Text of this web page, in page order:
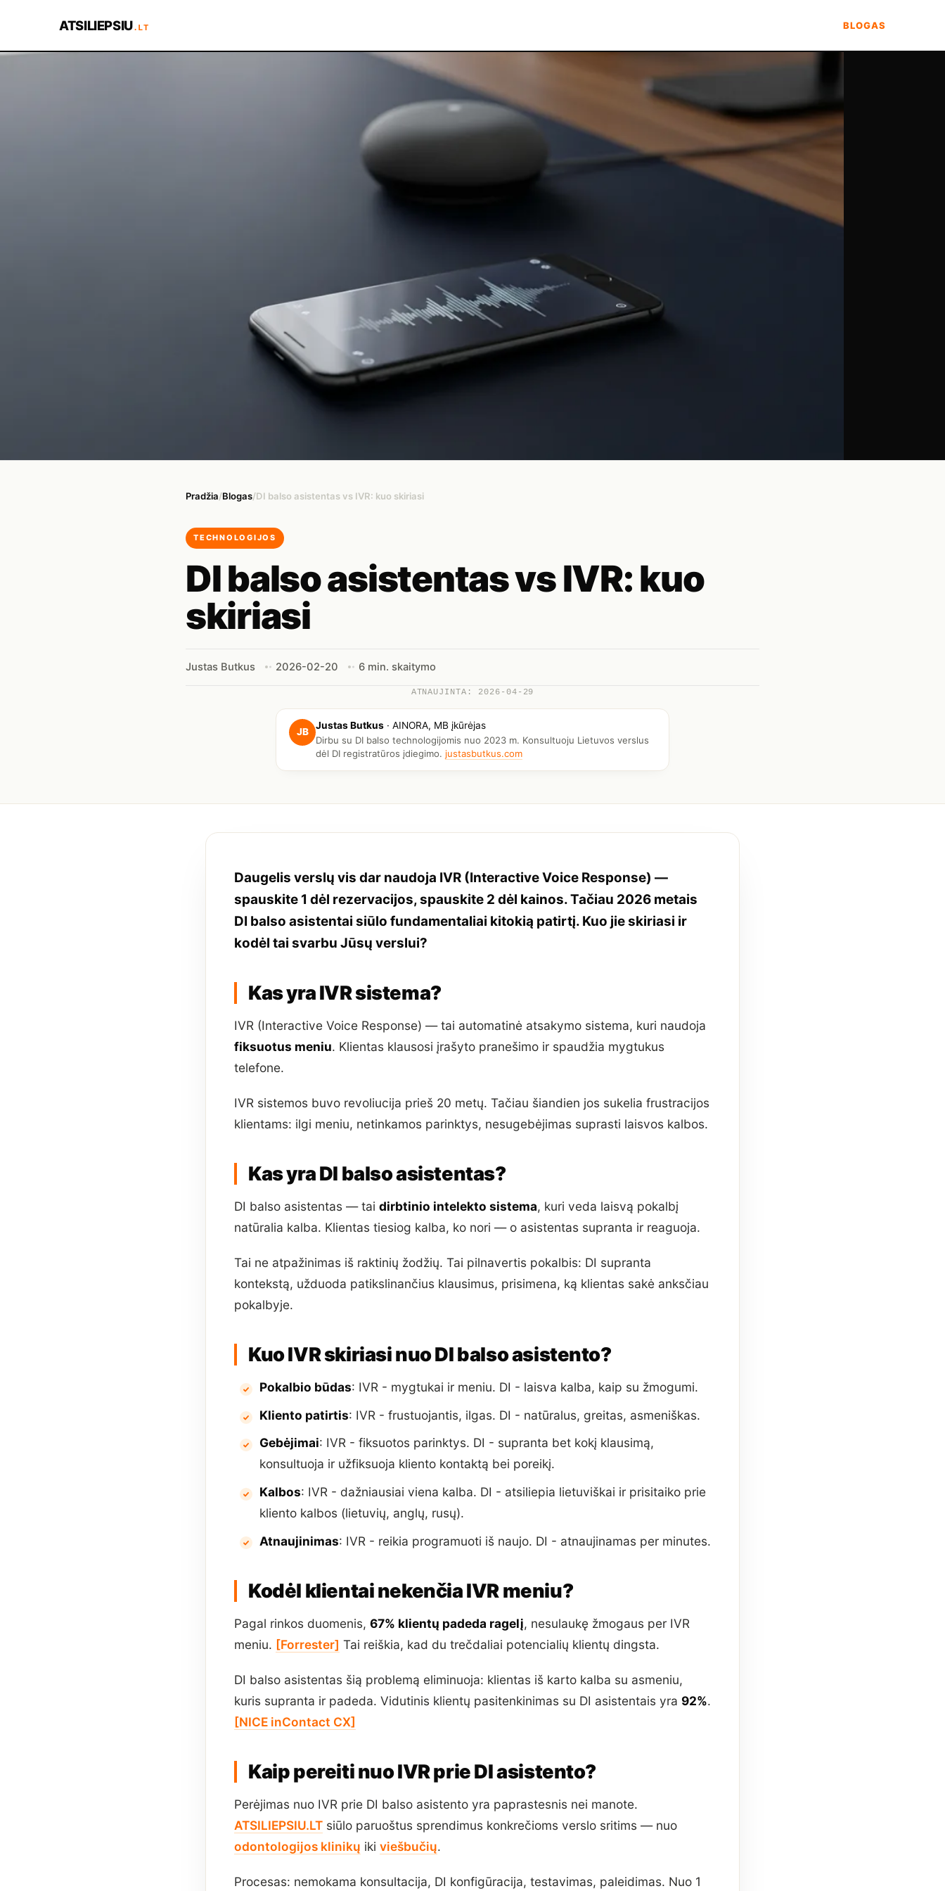
ATSILIEPSIU.LT BLOGAS
Pradžia/Blogas/DI balso asistentas vs IVR: kuo skiriasi
TECHNOLOGIJOS
DI balso asistentas vs IVR: kuo
skiriasi
Justas Butkus 2026-02-20 6 min. skaitymo
ATNAUJINTA: 2026-04-29
JB
Justas Butkus · AINORA, MB įkūrėjas
Dirbu su DI balso technologijomis nuo 2023 m. Konsultuoju Lietuvos verslus
dėl DI registratūros įdiegimo. justasbutkus.com
Daugelis verslų vis dar naudoja IVR (Interactive Voice Response) —
spauskite 1 dėl rezervacijos, spauskite 2 dėl kainos. Tačiau 2026 metais
DI balso asistentai siūlo fundamentaliai kitokią patirtį. Kuo jie skiriasi ir
kodėl tai svarbu Jūsų verslui?
Kas yra IVR sistema?
IVR (Interactive Voice Response) — tai automatinė atsakymo sistema, kuri naudoja
fiksuotus meniu. Klientas klausosi įrašyto pranešimo ir spaudžia mygtukus
telefone.
IVR sistemos buvo revoliucija prieš 20 metų. Tačiau šiandien jos sukelia frustracijos
klientams: ilgi meniu, netinkamos parinktys, nesugebėjimas suprasti laisvos kalbos.
Kas yra DI balso asistentas?
DI balso asistentas — tai dirbtinio intelekto sistema, kuri veda laisvą pokalbį
natūralia kalba. Klientas tiesiog kalba, ko nori — o asistentas supranta ir reaguoja.
Tai ne atpažinimas iš raktinių žodžių. Tai pilnavertis pokalbis: DI supranta
kontekstą, užduoda patikslinančius klausimus, prisimena, ką klientas sakė anksčiau
pokalbyje.
Kuo IVR skiriasi nuo DI balso asistento?
Pokalbio būdas: IVR - mygtukai ir meniu. DI - laisva kalba, kaip su žmogumi.
Kliento patirtis: IVR - frustuojantis, ilgas. DI - natūralus, greitas, asmeniškas.
Gebėjimai: IVR - fiksuotos parinktys. DI - supranta bet kokį klausimą,
konsultuoja ir užfiksuoja kliento kontaktą bei poreikį.
Kalbos: IVR - dažniausiai viena kalba. DI - atsiliepia lietuviškai ir prisitaiko prie
kliento kalbos (lietuvių, anglų, rusų).
Atnaujinimas: IVR - reikia programuoti iš naujo. DI - atnaujinamas per minutes.
Kodėl klientai nekenčia IVR meniu?
Pagal rinkos duomenis, 67% klientų padeda ragelį, nesulaukę žmogaus per IVR
meniu. [Forrester] Tai reiškia, kad du trečdaliai potencialių klientų dingsta.
DI balso asistentas šią problemą eliminuoja: klientas iš karto kalba su asmeniu,
kuris supranta ir padeda. Vidutinis klientų pasitenkinimas su DI asistentais yra 92%.
[NICE inContact CX]
Kaip pereiti nuo IVR prie DI asistento?
Perėjimas nuo IVR prie DI balso asistento yra paprastesnis nei manote.
ATSILIEPSIU.LT siūlo paruoštus sprendimus konkrečioms verslo sritims — nuo
odontologijos klinikų iki viešbučių.
Procesas: nemokama konsultacija, DI konfigūracija, testavimas, paleidimas. Nuo 1